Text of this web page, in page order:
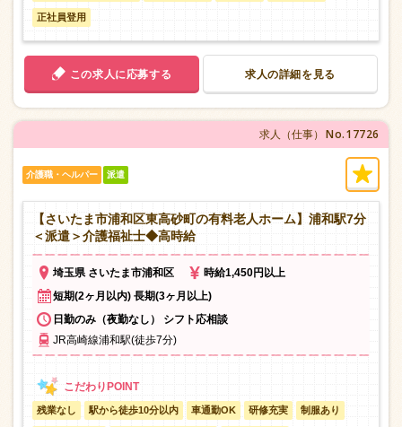
正社員登用
この求人に応募する 求人の詳細を見る
求人（仕事） No.17726
介護職・ヘルパー 派遣
【さいたま市浦和区東高砂町の有料老人ホーム】浦和駅7分
＜派遣＞介護福祉士◆高時給
埼玉県 さいたま市浦和区
時給1,450円以上
短期(2ヶ月以内) 長期(3ヶ月以上)
日勤のみ（夜勤なし） シフト応相談
JR高崎線浦和駅(徒歩7分)
残業なし 駅から徒歩10分以内 車通勤OK 研修充実 制服あり